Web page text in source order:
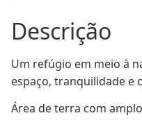
mu00b2
Quadras Esportivas
Descrição
Um refúgio em meio à
espaço, tranquilidade e
Área de terra com